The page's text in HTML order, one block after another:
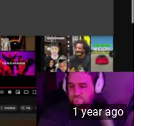
1 year ago